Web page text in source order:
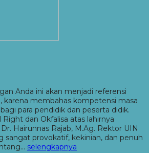
Anda ini akan menjadi referensi
karena membahas kompetensi masa
para pendidik dan peserta didik.
dan Okfalisa atas lahirnya
Hairunnas Rajab, M.Ag. Rektor UIN
sangat provokatif, kekinian, dan penuh
selengkapnya